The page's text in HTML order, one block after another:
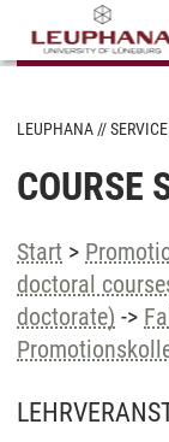
LEUPHANA SERVICE
COURSE
Start >
doctoral
doctorate) ->